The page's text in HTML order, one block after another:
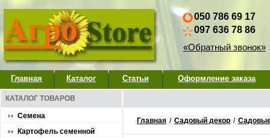
050 786 69 17
097 636 78 86
«Обратный звонок»
Главная Каталог Статьи Оформление заказа
КАТАЛОГ ТОВАРОВ
Семена
Картофель семенной
Главная / Садовый декор /